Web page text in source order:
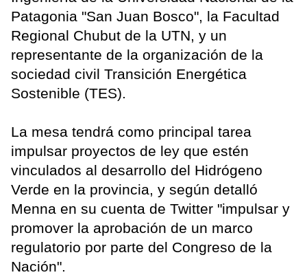
Patagonia "San Juan Bosco", la Facultad
Regional Chubut de la UTN, y un
representante de la organización de la
sociedad civil Transición Energética
Sostenible (TES).
La mesa tendrá como principal tarea
impulsar proyectos de ley que estén
vinculados al desarrollo del Hidrógeno
Verde en la provincia, y según detalló
Menna en su cuenta de Twitter "impulsar y
promover la aprobación de un marco
regulatorio por parte del Congreso de la
Nación".